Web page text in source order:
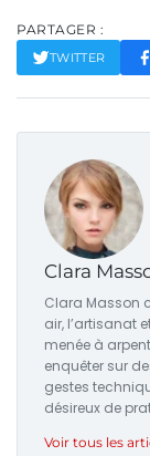
PARTAGER :
TWITTER
Clara
Clara Masson
air, l’artisanat
menée à
enquêter sur
gestes
désireux de
Voir tous les